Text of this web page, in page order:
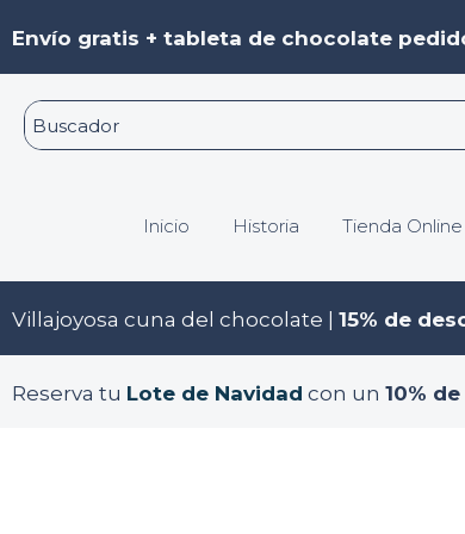
al
contenido
Envío gratis + tableta de chocolate
Inicio Historia Tienda Online
Villajoyosa cuna del chocolate | 15% de
Reserva tu Lote de Navidad con un 10%
de
entradas